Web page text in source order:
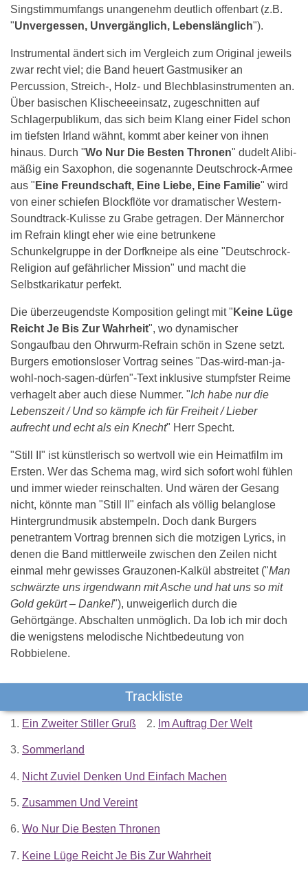
Singstimmumfangs unangenehm deutlich offenbart (z.B.
"Unvergessen, Unvergänglich, Lebenslänglich").
Instrumental ändert sich im Vergleich zum Original jeweils
zwar recht viel; die Band heuert Gastmusiker an
Percussion, Streich-, Holz- und Blechblasinstrumenten an.
Über basischen Klischeeeinsatz, zugeschnitten auf
Schlagerpublikum, das sich beim Klang einer Fidel schon
im tiefsten Irland wähnt, kommt aber keiner von ihnen
hinaus. Durch "Wo Nur Die Besten Thronen" dudelt Alibi-
mäßig ein Saxophon, die sogenannte Deutschrock-Armee
aus " Eine Freundschaft, Eine Liebe, Eine Familie" wird
von einer schiefen Blockflöte vor dramatischer Western-
Soundtrack-Kulisse zu Grabe getragen. Der Männerchor
im Refrain klingt eher wie eine betrunkene
Schunkelgruppe in der Dorfkneipe als eine "Deutschrock-
Religion auf gefährlicher Mission" und macht die
Selbstkarikatur perfekt.
Die überzeugendste Komposition gelingt mit " Keine Lüge
Reicht Je Bis Zur Wahrheit", wo dynamischer
Songaufbau den Ohrwurm-Refrain schön in Szene setzt.
Burgers emotionsloser Vortrag seines "Das-wird-man-ja-
wohl-noch-sagen-dürfen"-Text inklusive stumpfster Reime
verhagelt aber auch diese Nummer. "Ich habe nur die
Lebenszeit / Und so kämpfe ich für Freiheit / Lieber
aufrecht und echt als ein Knecht" Herr Specht.
"Still II" ist künstlerisch so wertvoll wie ein Heimatfilm im
Ersten. Wer das Schema mag, wird sich sofort wohl fühlen
und immer wieder reinschalten. Und wären der Gesang
nicht, könnte man "Still II" einfach als völlig belanglose
Hintergrundmusik abstempeln. Doch dank Burgers
penetrantem Vortrag brennen sich die motzigen Lyrics, in
denen die Band mittlerweile zwischen den Zeilen nicht
einmal mehr gewisses Grauzonen-Kalkül abstreitet ("Man
schwärzte uns irgendwann mit Asche und hat uns so mit
Gold gekürt – Danke!"), unweigerlich durch die
Gehörtgänge. Abschalten unmöglich. Da lob ich mir doch
die wenigstens melodische Nichtbedeutung von
Robbielene.
Trackliste
1. Ein Zweiter Stiller Gruß 2. Im Auftrag Der Welt
3. Sommerland
4. Nicht Zuviel Denken Und Einfach Machen
5. Zusammen Und Vereint
6. Wo Nur Die Besten Thronen
7. Keine Lüge Reicht Je Bis Zur Wahrheit